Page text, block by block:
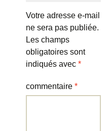
Votre adresse e-mail
ne sera pas publiée.
Les champs
obligatoires sont
indiqués avec *
commentaire *